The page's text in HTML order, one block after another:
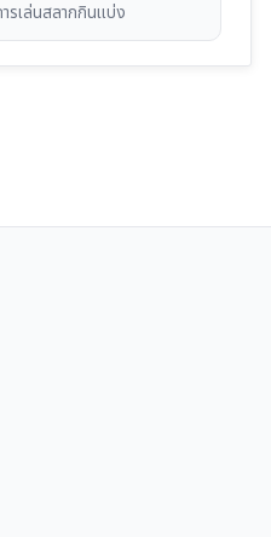
รเล่นสลากกินแบ่ง